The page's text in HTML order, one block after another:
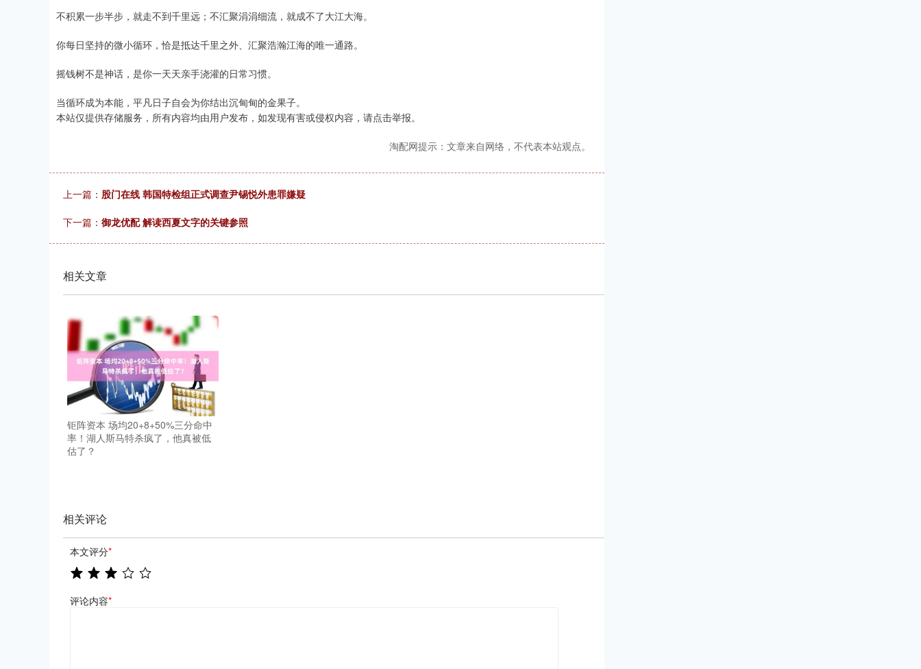
不积累一步半步，就走不到千里远；不汇聚涓涓细流，就成不了大江大海。
你每日坚持的微小循环，恰是抵达千里之外、汇聚浩瀚江海的唯一通路。
摇钱树不是神话，是你一天天亲手浇灌的日常习惯。
当循环成为本能，平凡日子自会为你结出沉甸甸的金果子。
本站仅提供存储服务，所有内容均由用户发布，如发现有害或侵权内容，请点击举报。
淘配网提示：文章来自网络，不代表本站观点。
上一篇： 股门在线 韩国特检组正式调查尹锡悦外患罪嫌疑
下一篇： 御龙优配 解读西夏文字的关键参照
相关文章
钜阵资本 场均20+8+50%三分命中
率！湖人斯马特杀疯了，他真被低
估了？
相关评论
本文评分*
评论内容*